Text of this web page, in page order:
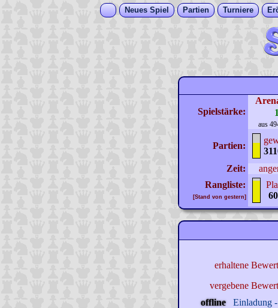
Neues Spiel Partien Turniere
Spielstärke:
aus
Partien:
Zeit:
Rangliste:
[Stand von gestern]
erhaltene
vergebene
offline
Einladung